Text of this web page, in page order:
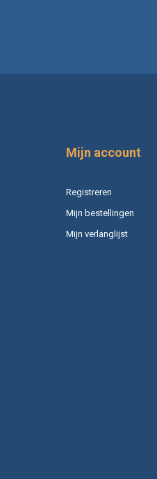
Mijn account
Registreren
Mijn bestellingen
Mijn verlanglijst